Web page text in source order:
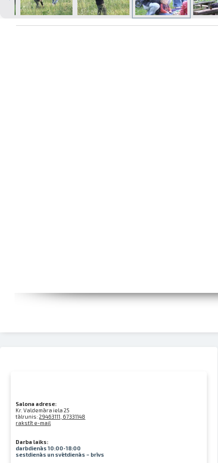
Izdrukas 1h laikā Rīgā – pasūtiet
tiešsaistē
Dažādi formāti un papīra veidi
Salona adrese:
Kr. Valdemāra iela 25
tālrunis:29463111, 67331148
rakstīt e-mail
Darba laiks:
darbdienās 10:00-18:00
sestdienās un svētdienās – brīvs